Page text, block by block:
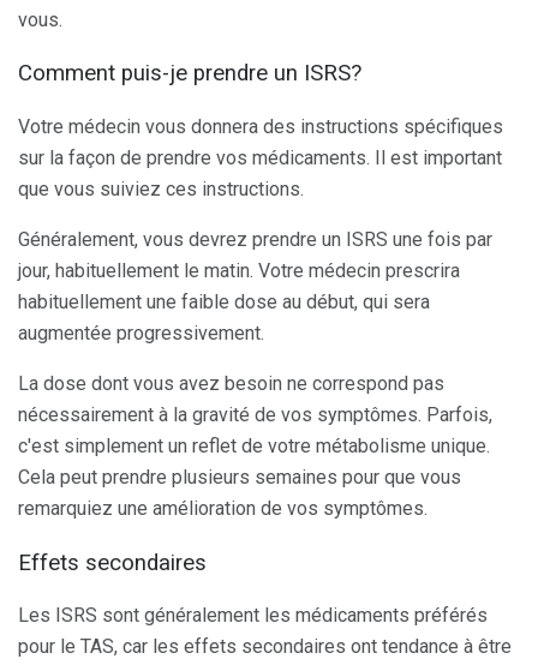
vous.
Comment puis-je prendre un ISRS?
Votre médecin vous donnera des instructions spécifiques
sur la façon de prendre vos médicaments. Il est important
que vous suiviez ces instructions.
Généralement, vous devrez prendre un ISRS une fois par
jour, habituellement le matin. Votre médecin prescrira
habituellement une faible dose au début, qui sera
augmentée progressivement.
La dose dont vous avez besoin ne correspond pas
nécessairement à la gravité de vos symptômes. Parfois,
c'est simplement un reflet de votre métabolisme unique.
Cela peut prendre plusieurs semaines pour que vous
remarquiez une amélioration de vos symptômes.
Effets secondaires
Les ISRS sont généralement les médicaments préférés
pour le TAS, car les effets secondaires ont tendance à être